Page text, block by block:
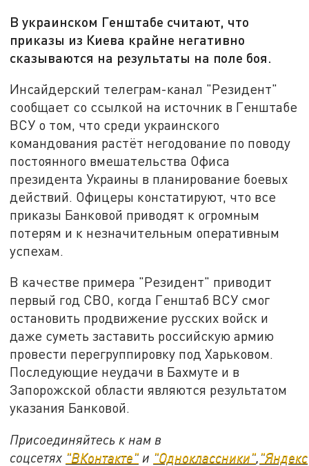
В украинском Генштабе считают, что
приказы из Киева крайне негативно
сказываются на результаты на поле боя.
Инсайдерский телеграм-канал "Резидент"
сообщает со ссылкой на источник в Генштабе
ВСУ о том, что среди украинского
командования растёт негодование по поводу
постоянного вмешательства Офиса
президента Украины в планирование боевых
действий. Офицеры констатируют, что все
приказы Банковой приводят к огромным
потерям и к незначительным оперативным
успехам.
В качестве примера "Резидент" приводит
первый год СВО, когда Генштаб ВСУ смог
остановить продвижение русских войск и
даже суметь заставить российскую армию
провести перегруппировку под Харьковом.
Последующие неудачи в Бахмуте и в
Запорожской области являются результатом
указания Банковой.
Присоединяйтесь к нам в
соцсетях "ВКонтакте" и "Одноклассники", "Яндекс